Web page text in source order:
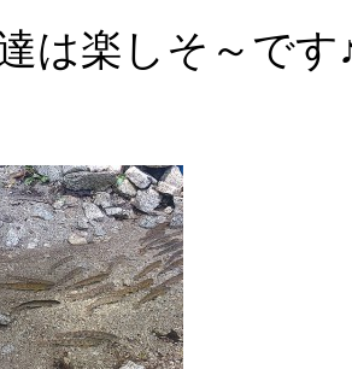
は楽しそ～です